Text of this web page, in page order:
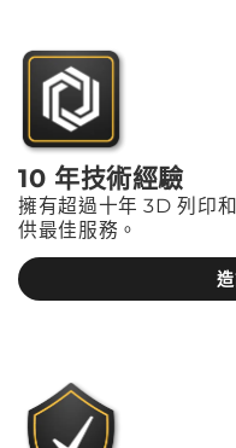
10 年技術經驗
擁有超過十年 3D 列印
供最佳服務。